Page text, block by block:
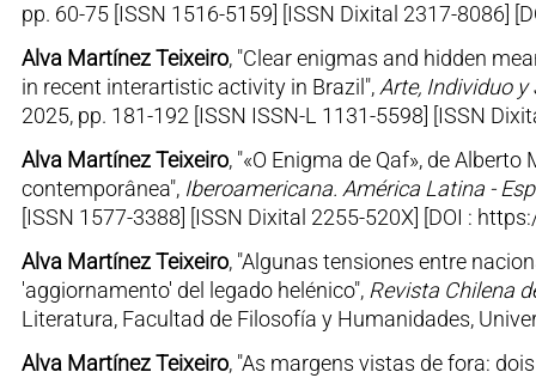
pp. 60-75 [ISSN 1516-5159] [ISSN Dixital 2317-8086]
Alva Martínez Teixeiro, "Clear enigmas and hidden
in recent interartistic activity in Brazil", Arte, Individuo y
2025, pp. 181-192 [ISSN ISSN-L 1131-5598] [ISSN
Alva Martínez Teixeiro, "«O Enigma de Qaf», de
contemporânea", Iberoamericana. América Latina -
[ISSN 1577-3388] [ISSN Dixital 2255-520X] [DOI :
Alva Martínez Teixeiro, "Algunas tensiones entre
'aggiornamento' del legado helénico", Revista Chilena
Literatura, Facultad de Filosofía y Humanidades,
Alva Martínez Teixeiro, "As margens vistas de fora: